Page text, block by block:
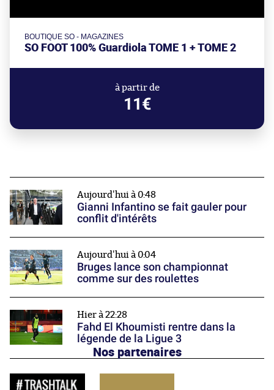
BOUTIQUE SO - MAGAZINES
SO FOOT 100% Guardiola TOME 1 + TOME 2
à partir de
11€
Aujourd'hui à 0:48
Gianni Infantino se fait gauler pour
conflit d'intérêts
Aujourd'hui à 0:04
Bruges lance son championnat
comme sur des roulettes
Hier à 22:28
Fahd El Khoumisti rentre dans la
légende de la Ligue 3
Nos partenaires